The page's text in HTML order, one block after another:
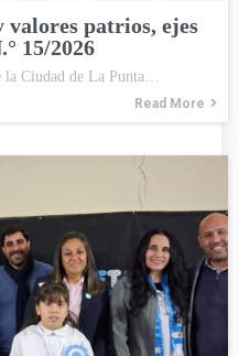
patrios, ejes
15/2026
la Ciudad de La Punta…
Read More